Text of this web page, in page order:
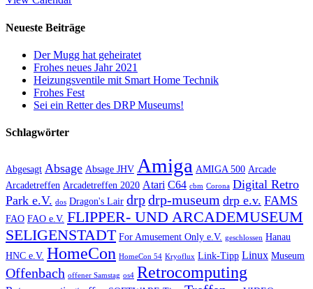
Neueste Beiträge
Der Mugg hat geheiratet
Frohes neues Jahr 2021
Heizungsventile mit Smart Home Technik
Frohes Fest
Sei ein Retter des DRP Museums!
Schlagwörter
Abgesagt Absage Absage JHV Amiga AMIGA 500 Arcade
Arcadetreffen Arcadetreffen 2020 Atari C64 cbm Corona Digital Retro
Park e.V. dos Dragon's Lair drpdrp-museum drp e.v. FAMS
FAO FAO e.V. FLIPPER- UND ARCADEMUSEUM
SELIGENSTADT For Amusement Only e.V. geschlossen Hanau
HNC e.V. HomeCon HomeCon 54 Kryoflux Link-Tipp Linux Museum
Offenbach offener Samstag os4 Retrocomputing